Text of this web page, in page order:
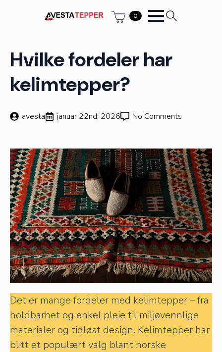
0
Hvilke fordeler har
kelimtepper?
avesta januar 22nd, 2026 No Comments
Det er mange fordeler med kelimtepper – fra
holdbarhet og enkel pleie til miljøvennlige
materialer og tidløst design. Kelimtepper har
blitt et populært valg blant norske